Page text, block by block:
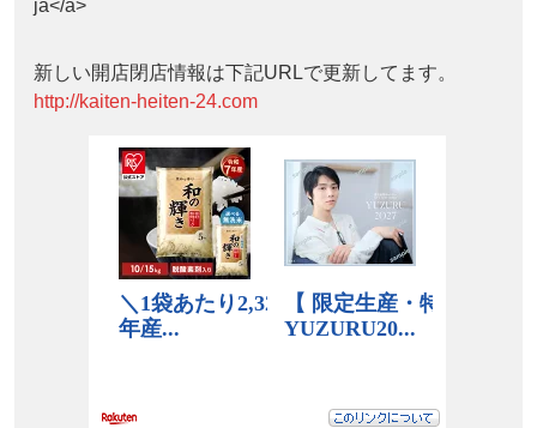
ja</a>
新しい開店閉店情報は下記URLで更新してます。
http://kaiten-heiten-24.com